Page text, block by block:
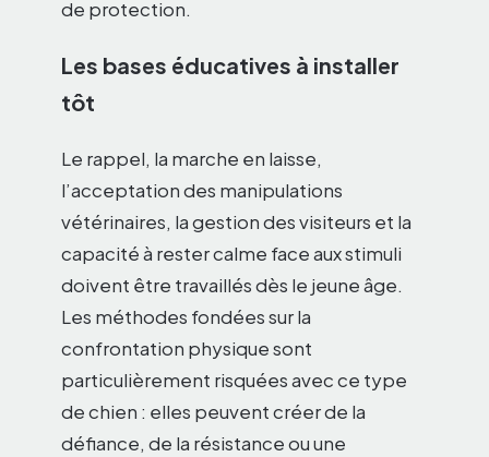
de protection.
Les bases éducatives à installer
tôt
Le rappel, la marche en laisse,
l’acceptation des manipulations
vétérinaires, la gestion des visiteurs et la
capacité à rester calme face aux stimuli
doivent être travaillés dès le jeune âge.
Les méthodes fondées sur la
confrontation physique sont
particulièrement risquées avec ce type
de chien : elles peuvent créer de la
défiance, de la résistance ou une